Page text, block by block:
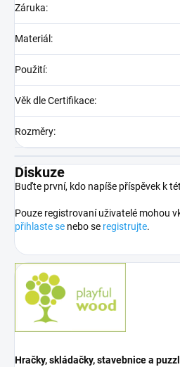
Záruka:
Materiál:
Použití:
Věk dle Certifikace:
Rozměry:
Diskuze
Buďte první, kdo napíše příspěvek k
Pouze registrovaní uživatelé mohou
přihlaste se nebo se registrujte.
Hračky, skládačky, stavebnice a